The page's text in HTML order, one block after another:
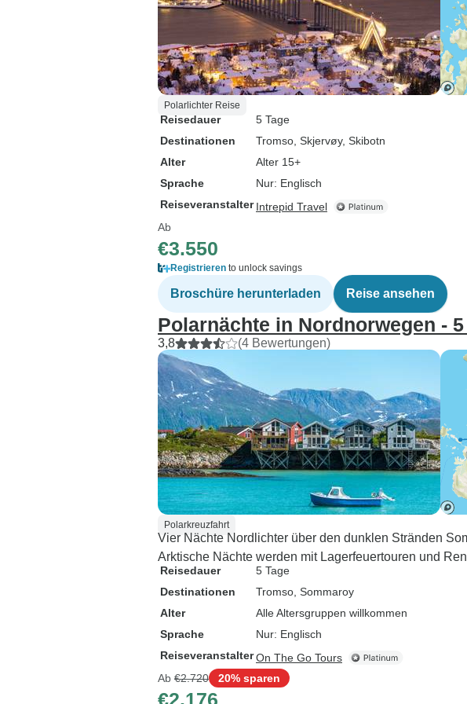
Polarlichter Reise
Reisedauer
5 Tage
Destinationen
Tromso , Skjervøy, Skibotn
Alter
Alter 15+
Sprache
Nur: Englisch
Reiseveranstalter Intrepid Travel
Ab
€3.550
Registrieren to unlock savings
Broschüre herunterladen Reise ansehen
Polarnächte in Nordnorwegen - 5
3,8 (4 Bewertungen)
Polarkreuzfahrt
Vier Nächte Nordlichter über den dunklen Stränden
Arktische Nächte werden mit Lagerfeuertouren und
Reisedauer
5 Tage
Destinationen
Tromso , Sommaroy
Alter
Alle Altersgruppen willkommen
Sprache
Nur: Englisch
ReiseveranstalterOn The Go Tours
Ab €2.720 20% sparen
€2.176